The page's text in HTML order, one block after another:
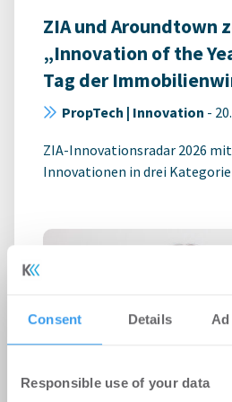
Consent Details
Responsible use of your data
ZIA und Aroundtown
„Innovation of the
Tag der
PropTech | Innovation -
ZIA-Innovationsradar 2026
Innovationen in drei